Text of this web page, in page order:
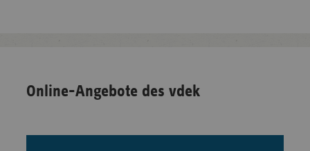
Online-Angebote des vdek